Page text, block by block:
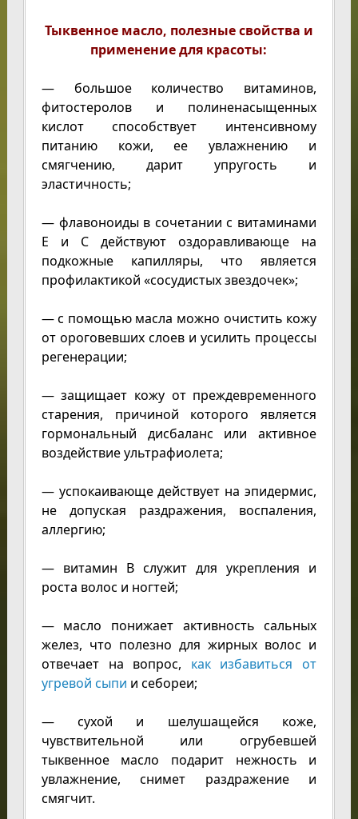
Тыквенное масло, полезные свойства и
применение для красоты:
— большое количество витаминов,
фитостеролов и полиненасыщенных
кислот способствует интенсивному
питанию кожи, ее увлажнению и
смягчению, дарит упругость и
эластичность;
— флавоноиды в сочетании с витаминами
Е и С действуют оздоравливающе на
подкожные капилляры, что является
профилактикой «сосудистых звездочек»;
— с помощью масла можно очистить кожу
от ороговевших слоев и усилить процессы
регенерации;
— защищает кожу от преждевременного
старения, причиной которого является
гормональный дисбаланс или активное
воздействие ультрафиолета;
— успокаивающе действует на эпидермис,
не допуская раздражения, воспаления,
аллергию;
— витамин B служит для укрепления и
роста волос и ногтей;
— масло понижает активность сальных
желез, что полезно для жирных волос и
отвечает на вопрос, как избавиться от
угревой сыпи и себореи;
— сухой и шелушащейся коже,
чувствительной или огрубевшей
тыквенное масло подарит нежность и
увлажнение, снимет раздражение и
смягчит.